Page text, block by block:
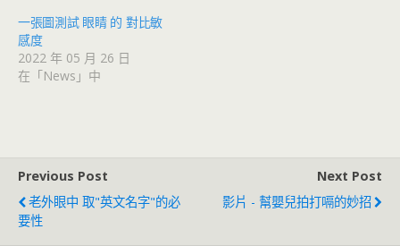
一張圖測試 眼睛 的 對比敏
感度
2022 年 05 月 26 日
在「News」中
Previous Post
老外眼中 取"英文名字"的必
要性
Next Post
影片 - 幫嬰兒拍打嗝的妙招